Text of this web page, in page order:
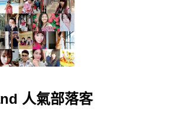
人氣部落客